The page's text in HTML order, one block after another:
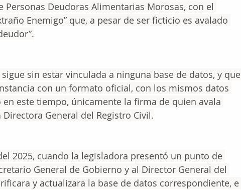
Personas Deudoras Alimentarias Morosas, con el
Enemigo” que, a pesar de ser ficticio es avalado
sin estar vinculada a ninguna base de datos, y que
con un formato oficial, con los mismos datos
este tiempo, únicamente la firma de quien avala
General del Registro Civil.
2025, cuando la legisladora presentó un punto de
General de Gobierno y al Director General del
y actualizara la base de datos correspondiente, e